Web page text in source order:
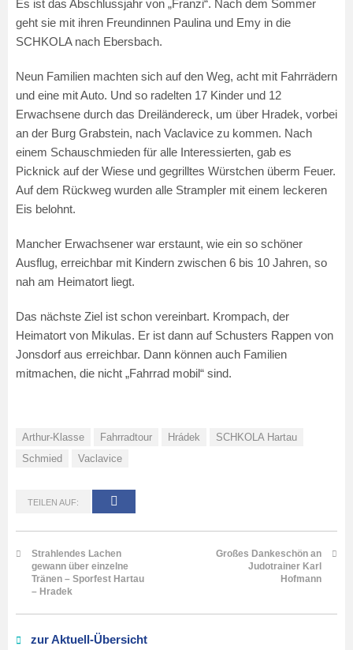
Es ist das Abschlussjahr von „Franzi“. Nach dem Sommer
geht sie mit ihren Freundinnen Paulina und Emy in die
SCHKOLA nach Ebersbach.
Neun Familien machten sich auf den Weg, acht mit Fahrrädern
und eine mit Auto. Und so radelten 17 Kinder und 12
Erwachsene durch das Dreiländereck, um über Hradek, vorbei
an der Burg Grabstein, nach Vaclavice zu kommen. Nach
einem Schauschmieden für alle Interessierten, gab es
Picknick auf der Wiese und gegrilltes Würstchen überm Feuer.
Auf dem Rückweg wurden alle Strampler mit einem leckeren
Eis belohnt.
Mancher Erwachsener war erstaunt, wie ein so schöner
Ausflug, erreichbar mit Kindern zwischen 6 bis 10 Jahren, so
nah am Heimatort liegt.
Das nächste Ziel ist schon vereinbart. Krompach, der
Heimatort von Mikulas. Er ist dann auf Schusters Rappen von
Jonsdorf aus erreichbar. Dann können auch Familien
mitmachen, die nicht „Fahrrad mobil“ sind.
Arthur-Klasse Fahrradtour Hrádek
SCHKOLA Hartau
Schmied
Vaclavice
TEILEN AUF:
Strahlendes Lachen
gewann über einzelne
Tränen – Sporfest Hartau
– Hradek
Großes Dankeschön an
Judotrainer Karl
Hofmann
zur Aktuell-Übersicht